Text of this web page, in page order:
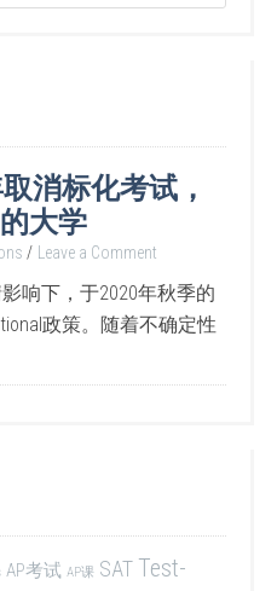
消标化考试，
大学
Leave a Comment
响下，于2020年秋季的
政策。随着不确定性
AP考试 AP课 SAT Test-